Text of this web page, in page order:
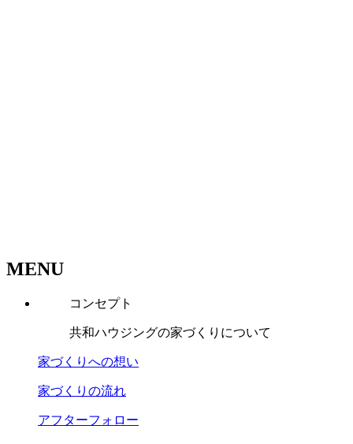
MENU
コンセプト
共和ハウジングの家づくりについて
家づくりへの想い
家づくりの流れ
アフターフォロー